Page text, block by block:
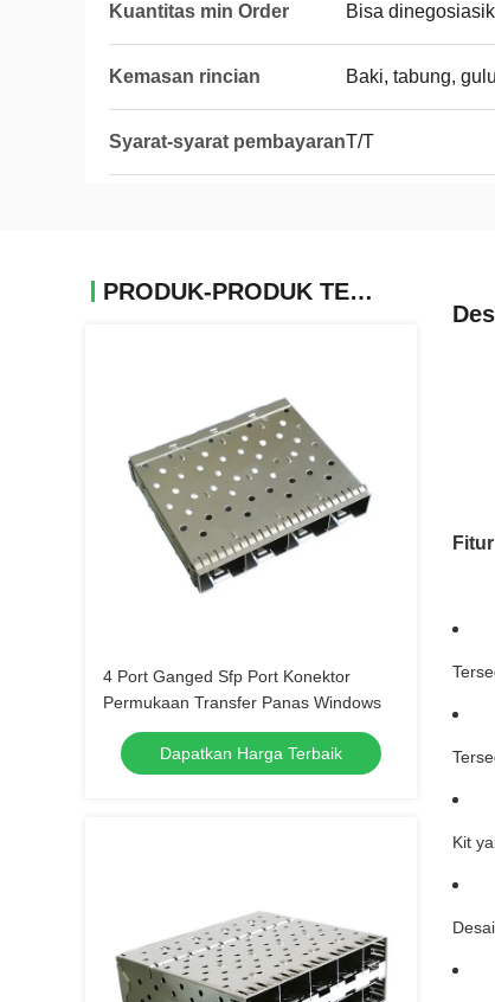
Kuantitas min Order Bisa
Kemasan rincian Baki, tabung,
Syarat-syarat pembayaranT/T
PRODUK-PRODUK TERKAIT
4 Port Ganged Sfp Port Konektor
Permukaan Transfer Panas Windows
Dapatkan Harga Terbaik
Fitur
Kit